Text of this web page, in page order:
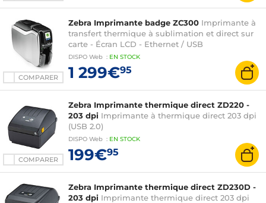
COMPARER
Zebra Imprimante badge ZC300 Imprimante à
transfert thermique à sublimation et direct sur
carte - Écran LCD - Ethernet / USB
DISPO Web : EN STOCK
1 299€95
COMPARER
Zebra Imprimante thermique direct ZD220 -
203 dpi Imprimante à thermique direct 203 dpi
(USB 2.0)
DISPO Web : EN STOCK
199€95
Zebra Imprimante thermique direct ZD230D -
203 dpi Imprimante thermique direct 203 dpi